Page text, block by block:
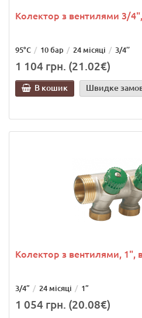
Колектор з вентилями 3/
95°С 10 бар 24 місяці 3/4’’
1 104 грн. (21.02€)
В кошик Швидке
Колектор з вентилями, 1",
3/4” 24 місяці 1”
1 054 грн. (20.08€)